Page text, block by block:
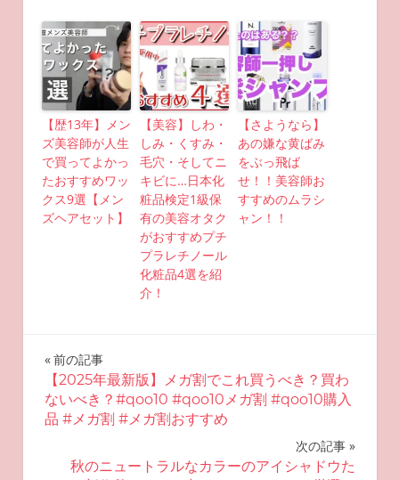
【歴13年】メン
ズ美容師が人生
で買ってよかっ
たおすすめワッ
クス9選【メン
ズヘアセット】
【美容】しわ・
しみ・くすみ・
毛穴・そしてニ
キビに…日本化
粧品検定1級保
有の美容オタク
がおすすめプチ
プラレチノール
化粧品4選を紹
介！
【さようなら】
あの嫌な黄ばみ
をぶっ飛ば
せ！！美容師お
すすめのムラシ
ャン！！
投
稿
ナ
前の記事
【2025年最新版】メガ割でこれ買うべき？買わ
ないべき？#qoo10 #qoo10メガ割 #qoo10購入
品 #メガ割 #メガ割おすすめ
次の記事
秋のニュートラルなカラーのアイシャドウた